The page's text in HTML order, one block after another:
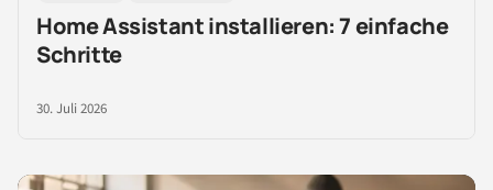
Home Assistant installieren: 7 einfache
Schritte
30. Juli 2026